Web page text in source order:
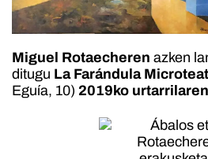
Miguel Rotaecheren azken
ditugu La Farándula
Eguía, 10) 2019ko